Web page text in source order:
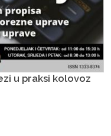
u praksi kolovoz